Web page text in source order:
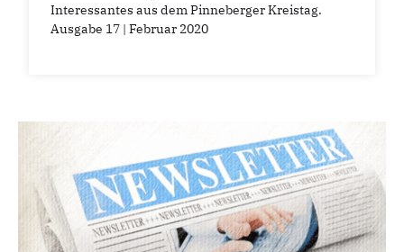
Interessantes aus dem Pinneberger Kreistag.
Ausgabe 17 | Februar 2020